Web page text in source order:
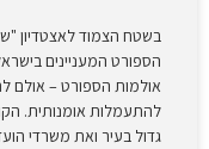
בשטח הצמוד לאצטדיון
אולמות הספורט – אולם
להתעמלות אומנותית.
גדול בעיר ואת משרדי